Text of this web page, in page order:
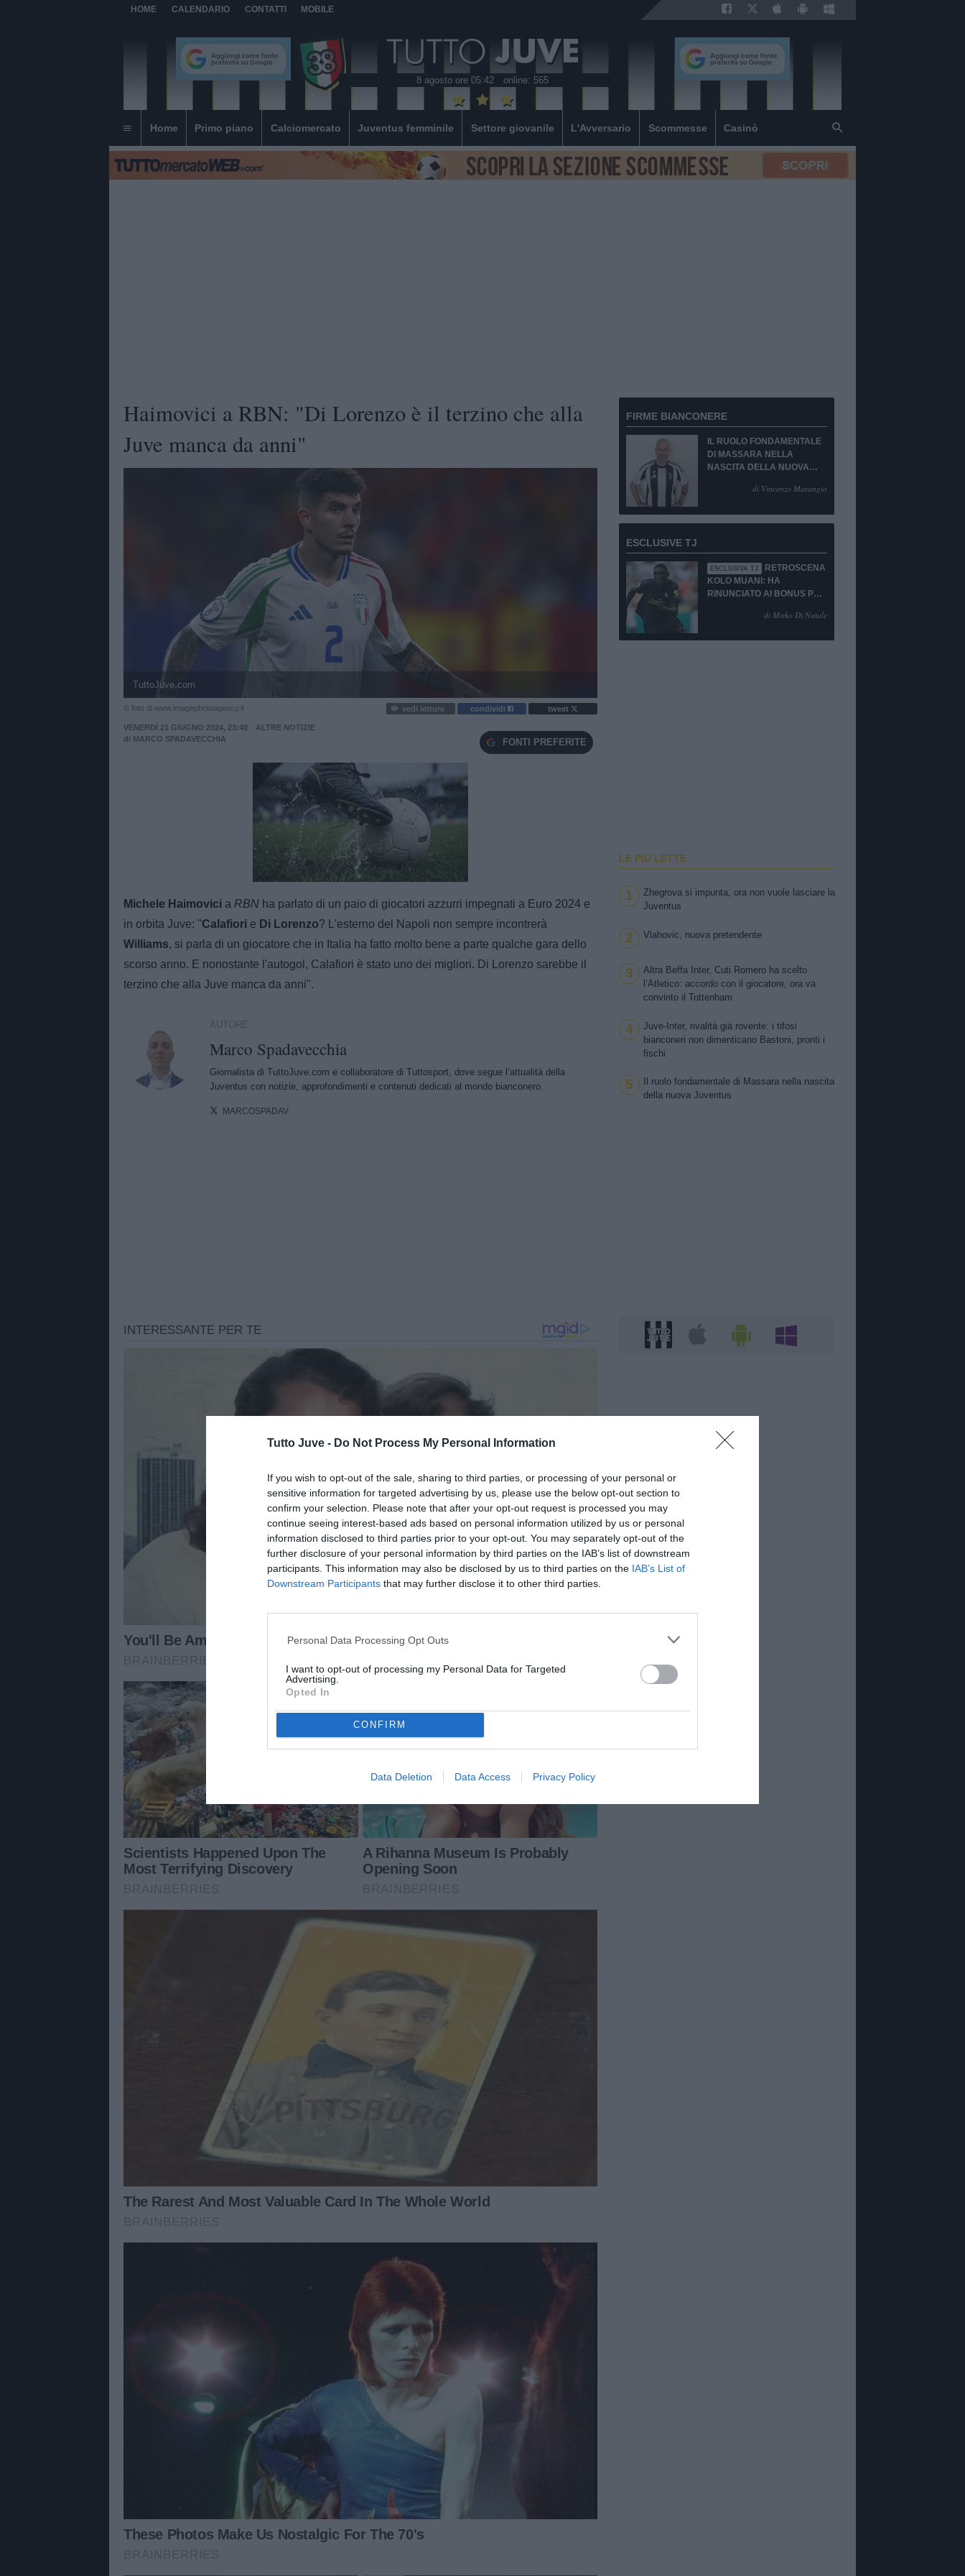
Tutto Juve - Do Not Process My Personal Information
If you wish to opt-out of the sale, sharing to third parties, or processing of your personal or
sensitive information for targeted advertising by us, please use the below opt-out section to
confirm your selection. Please note that after your opt-out request is processed you may
continue seeing interest-based ads based on personal information utilized by us or personal
information disclosed to third parties prior to your opt-out. You may separately opt-out of the
further disclosure of your personal information by third parties on the IAB’s list of downstream
participants. This information may also be disclosed by us to third parties on the IAB’s List of
Downstream Participants that may further disclose it to other third parties.
Personal Data Processing Opt Outs
I want to opt-out of processing my Personal Data for Targeted
Advertising.
Opted In
CONFIRM
Data Deletion Data Access Privacy Policy
HOME CALENDARIO CONTATTI MOBILE
8 agosto ore 05:42 online: 565
Home Primo piano Calciomercato Juventus femminile Settore giovanile L'Avversario Scommesse Casinò
Haimovici a RBN: "Di Lorenzo è il terzino che alla
Juve manca da anni"
TuttoJuve.com
© foto di www.imagephotoagency.it vedi letture condividi tweet
VENERDÌ 21 GIUGNO 2024, 23:40
ALTRE NOTIZIE
di MARCO SPADAVECCHIA FONTI PREFERITE
Unmute
Loaded
100.00%
Michele Haimovici a RBN ha parlato di un paio di giocatori azzurri impegnati a Euro 2024 e
in orbita Juve: "Calafiori e Di Lorenzo? L'esterno del Napoli non sempre incontrerà
Williams, si parla di un giocatore che in Italia ha fatto molto bene a parte qualche gara dello
scorso anno. E nonostante l'autogol, Calafiori è stato uno dei migliori. Di Lorenzo sarebbe il
terzino che alla Juve manca da anni".
AUTORE
Marco Spadavecchia
Giornalista di TuttoJuve.com e collaboratore di Tuttosport, dove segue l’attualità della
Juventus con notizie, approfondimenti e contenuti dedicati al mondo bianconero.
MARCOSPADAV
FIRME BIANCONERE
IL RUOLO FONDAMENTALE
DI MASSARA NELLA
NASCITA DELLA NUOVA
di Vincenzo Marangio
ESCLUSIVE TJ
ESCLUSIVA TJ
RETROSCENA
KOLO MUANI: HA
RINUNCIATO AI BONUS PUR
di Mirko Di Natale
LE PIÙ LETTE
1
Zhegrova si impunta, ora non vuole lasciare la
Juventus
2 Vlahovic, nuova pretendente
3
Altra Beffa Inter, Cuti Romero ha scelto
l’Atletico: accordo con il giocatore, ora va
convinto il Tottenham
4
Juve-Inter, rivalità già rovente: i tifosi
bianconeri non dimenticano Bastoni, pronti i
fischi
5
Il ruolo fondamentale di Massara nella nascita
della nuova Juventus